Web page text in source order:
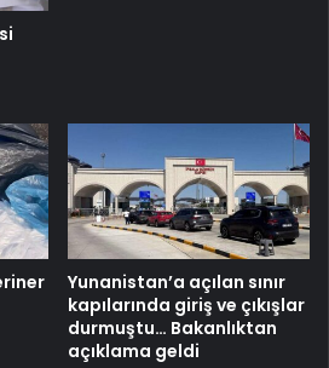
Yunanistan’a açılan sınır
kapılarında giriş ve çıkışlar
durmuştu… Bakanlıktan
açıklama geldi